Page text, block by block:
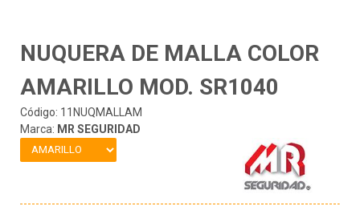
NUQUERA DE MALLA COLOR
AMARILLO MOD. SR1040
Código: 11NUQMALLAM
Marca: MR SEGURIDAD